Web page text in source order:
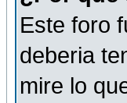
Este foro
deberia
mire lo